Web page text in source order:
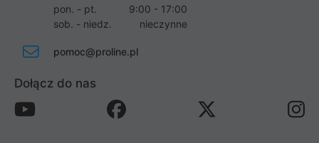
pon. - pt.
9:00 - 17:00
sob. - niedz.
nieczynne
pomoc@proline.pl
Dołącz do nas